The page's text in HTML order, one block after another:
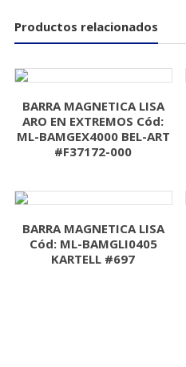
Productos relacionados
BARRA MAGNETICA LISA
ARO EN EXTREMOS Cód:
ML-BAMGEX4000 BEL-ART
#F37172-000
BARRA MAGNETICA LISA
Cód: ML-BAMGLI0405
KARTELL #697